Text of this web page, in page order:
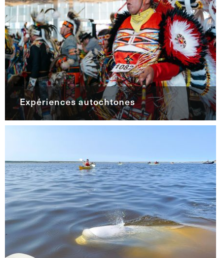
Expériences autochtones